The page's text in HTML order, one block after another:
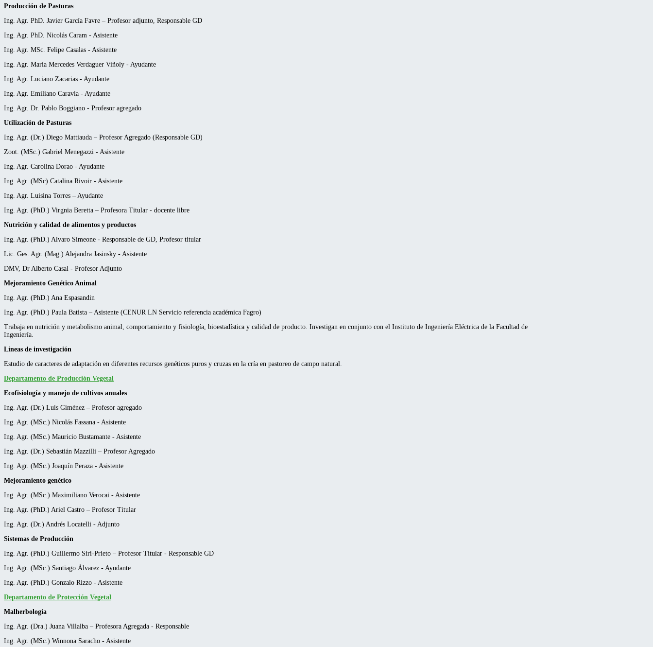
Producción de Pasturas
Ing. Agr. PhD. Javier García Favre – Profesor adjunto, Responsable GD
Ing. Agr. PhD. Nicolás Caram - Asistente
Ing. Agr. MSc. Felipe Casalas - Asistente
Ing. Agr. María Mercedes Verdaguer Viñoly - Ayudante
Ing. Agr. Luciano Zacarias - Ayudante
Ing. Agr. Emiliano Caravia - Ayudante
Ing. Agr. Dr. Pablo Boggiano - Profesor agregado
Utilización de Pasturas
Ing. Agr. (Dr.) Diego Mattiauda – Profesor Agregado (Responsable GD)
Zoot. (MSc.) Gabriel Menegazzi - Asistente
Ing. Agr. Carolina Dorao - Ayudante
Ing. Agr. (MSc) Catalina Rivoir - Asistente
Ing. Agr. Luisina Torres – Ayudante
Ing. Agr. (PhD.) Virgnia Beretta – Profesora Titular - docente libre
Nutrición y calidad de alimentos y productos
Ing. Agr. (PhD.) Alvaro Simeone - Responsable de GD, Profesor titular
Lic. Ges. Agr. (Mag.) Alejandra Jasinsky - Asistente
DMV, Dr Alberto Casal - Profesor Adjunto
Mejoramiento Genético Animal
Ing. Agr. (PhD.) Ana Espasandin
Ing. Agr. (PhD.) Paula Batista – Asistente (CENUR LN Servicio referencia académica Fagro)
Trabaja en nutrición y metabolismo animal, comportamiento y fisiología, bioestadística y calidad de producto. Investigan en conjunto con el Instituto de Ingeniería Eléctrica de la Facultad de
Ingeniería.
Líneas de investigación
Estudio de caracteres de adaptación en diferentes recursos genéticos puros y cruzas en la cría en pastoreo de campo natural.
Departamento de Producción Vegetal
Ecofisiología y manejo de cultivos anuales
Ing. Agr. (Dr.) Luis Giménez – Profesor agregado
Ing. Agr. (MSc.) Nicolás Fassana - Asistente
Ing. Agr. (MSc.) Mauricio Bustamante - Asistente
Ing. Agr. (Dr.) Sebastián Mazzilli – Profesor Agregado
Ing. Agr. (MSc.) Joaquín Peraza - Asistente
Mejoramiento genético
Ing. Agr. (MSc.) Maximiliano Verocai - Asistente
Ing. Agr. (PhD.) Ariel Castro – Profesor Titular
Ing. Agr. (Dr.) Andrés Locatelli - Adjunto
Sistemas de Producción
Ing. Agr. (PhD.) Guillermo Siri-Prieto – Profesor Titular - Responsable GD
Ing. Agr. (MSc.) Santiago Álvarez - Ayudante
Ing. Agr. (PhD.) Gonzalo Rizzo - Asistente
Departamento de Protección Vegetal
Malherbología
Ing. Agr. (Dra.) Juana Villalba – Profesora Agregada - Responsable
Ing. Agr. (MSc.) Winnona Saracho - Asistente